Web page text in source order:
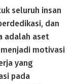
seluruh insan
dan
adalah aset
motivasi
yang
pada